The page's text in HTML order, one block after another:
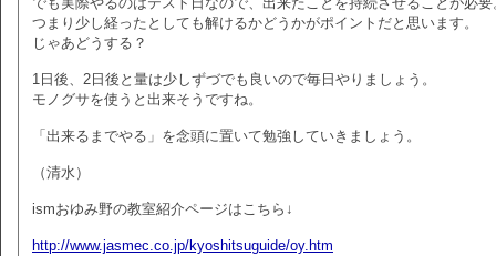
つまり少し経ったとしても解けるかどうかがポイントだと思います。
じゃあどうする？
1日後、2日後と量は少しずづでも良いので毎日やりましょう。
モノグサを使うと出来そうですね。
「出来るまでやる」を念頭に置いて勉強していきましょう。
（清水）
ismおゆみ野の教室紹介ページはこちら↓
http://www.jasmec.co.jp/kyoshitsuguide/oy.htm